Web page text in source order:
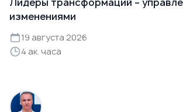
изменениями
19 августа 2026
4 ак. часа